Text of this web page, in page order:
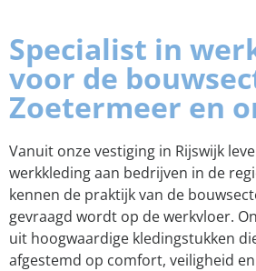
Specialist in
voor de
Zoetermeer en
Vanuit onze vestiging in Rijswijk
werkkleding aan bedrijven in de
kennen de praktijk van de
gevraagd wordt op de werkvloer.
uit hoogwaardige kledingstukken
afgestemd op comfort, veiligheid